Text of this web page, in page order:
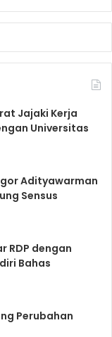
Jajaki Kerja
Universitas
Adityawarman
Sensus
RDP dengan
Bahas
Perubahan